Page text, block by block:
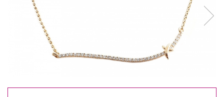
Bijuterii Mirese
Cele mai noi
Cele mai vandute
Cu video